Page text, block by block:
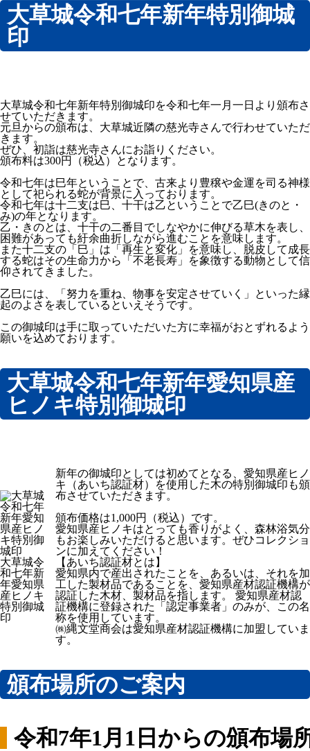
動画制作
店主挨拶動画（YouTube動画CM/TAD：TENSYU AISATSU
DOGA）
販促・業務ツール
キャラクターデザイン
印鑑
スタンプ印・ネーム印
まちおこし事業
SDGs支援事業
開発商品
会社概要
縄文堂商会 SDGs宣言
お問い合わせ
大草城令和七年新年特別御城
印
大草城令和七年新年特別御城印を令和七年一月一日より頒布さ
せていただきます。
元旦からの頒布は、大草城近隣の慈光寺さんで行わせていただ
きます。
ぜひ、初詣は慈光寺さんにお詣りください。
頒布料は300円（税込）となります。
令和七年は巳年ということで、古来より豊穣や金運を司る神様
として祀られる蛇が背景に入っております。
令和七年は十二支は巳、十干は乙ということで乙巳(きのと・
み)の年となります。
乙・きのとは、十干の二番目でしなやかに伸びる草木を表し、
困難があっても紆余曲折しながら進むことを意味します。
また十二支の「巳」は「再生と変化」を意味し、脱皮して成長
する蛇はその生命力から「不老長寿」を象徴する動物として信
仰されてきました。
乙巳には、「努力を重ね、物事を安定させていく」といった縁
起のよさを表しているといえそうです。
この御城印は手に取っていただいた方に幸福がおとずれるよう
願いを込めております。
大草城令和七年新年愛知県産
ヒノキ特別御城印
大草城令
和七年新
年愛知県
産ヒノキ
特別御城
印
新年の御城印としては初めてとなる、愛知県産ヒノ
キ（あいち認証材）を使用した木の特別御城印も頒
布させていただきます。
頒布価格は1,000円（税込）です。
愛知県産ヒノキはとっても香りがよく、森林浴気分
もお楽しみいただけると思います。ぜひコレクショ
ンに加えてください！
【あいち認証材とは】
愛知県内で産出されたことを、あるいは、それを加
工した製材品であることを、愛知県産材認証機構が
認証した木材、製材品を指します。 愛知県産材認
証機構に登録された「認定事業者」のみが、この名
称を使用しています。
㈱縄文堂商会は愛知県産材認証機構に加盟していま
す。
頒布場所のご案内
令和7年1月1日からの頒布場